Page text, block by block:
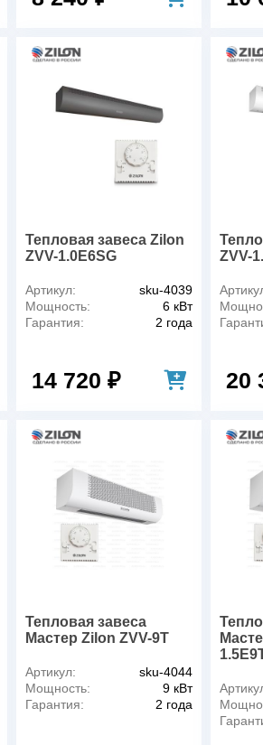
Тепловая завеса Zilon
ZVV-1.0E6SG
Артикул:
sku-4039
Мощность:
6 кВт
Гарантия:
2 года
14 720 ₽
ZVV-
20
Тепловая завеса
Мастер Zilon ZVV-9T
Артикул:
sku-4044
Мощность:
9 кВт
Гарантия:
2 года